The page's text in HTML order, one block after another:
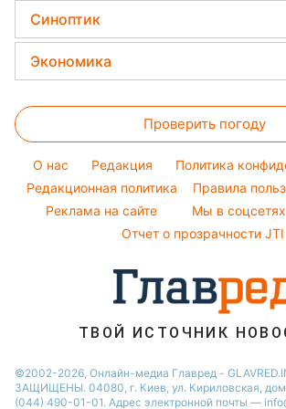
Ольга Сумская
Елена Зеленская
Ани Лорак
Кейт Миддлтон
Новости Ровно
Новости Одессы
Новости Запорожья
Новости Львова
Новости Днепра
Красивый маникюр
Модные ошибки
Новости моды
Простые блюда
Легкие десерты
Праздничное меню
Все о сале
Уборка
Авто
Стирка
Комнатные растения
Синоптик
Прогноз погоды
Магнитные бури
Погода на сегодня
Погода на завтра
Пылевая буря
Экономика
Денежная помощь
Тарифы
Курс валют
Проверить погоду
O нас Редакция
Политика
Редакционная политика
Правила
Реклама на сайте
Мы в соцсетях
Отчет о прозрачности JTI
ТВОЙ ИСТОЧНИК
©2002-2026, Онлайн-медиа Главред -
ЗАЩИЩЕНЫ. 04080, г. Киев, ул. Кириловская,
(044) 490-01-01. Адрес электронной почты —